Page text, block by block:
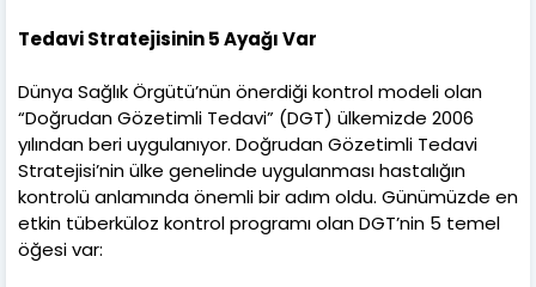
Tedavi Stratejisinin 5 Ayağı Var
Dünya Sağlık Örgütü’nün önerdiği kontrol modeli olan
“Doğrudan Gözetimli Tedavi” (DGT) ülkemizde 2006
yılından beri uygulanıyor. Doğrudan Gözetimli Tedavi
Stratejisi’nin ülke genelinde uygulanması hastalığın
kontrolü anlamında önemli bir adım oldu. Günümüzde en
etkin tüberküloz kontrol programı olan DGT’nin 5 temel
öğesi var: